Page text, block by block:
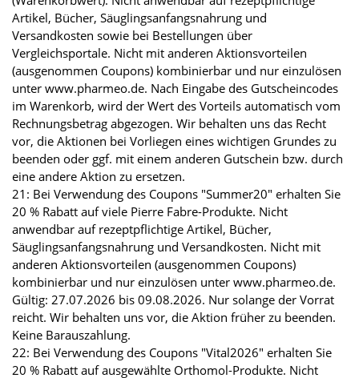
Artikel, Bücher, Säuglingsanfangsnahrung und
Versandkosten sowie bei Bestellungen über
Vergleichsportale. Nicht mit anderen Aktionsvorteilen
(ausgenommen Coupons) kombinierbar und nur einzulösen
unter www.pharmeo.de. Nach Eingabe des Gutscheincodes
im Warenkorb, wird der Wert des Vorteils automatisch vom
Rechnungsbetrag abgezogen. Wir behalten uns das Recht
vor, die Aktionen bei Vorliegen eines wichtigen Grundes zu
beenden oder ggf. mit einem anderen Gutschein bzw. durch
eine andere Aktion zu ersetzen.
21: Bei Verwendung des Coupons "Summer20" erhalten Sie
20 % Rabatt auf viele Pierre Fabre-Produkte. Nicht
anwendbar auf rezeptpflichtige Artikel, Bücher,
Säuglingsanfangsnahrung und Versandkosten. Nicht mit
anderen Aktionsvorteilen (ausgenommen Coupons)
kombinierbar und nur einzulösen unter www.pharmeo.de.
Gültig: 27.07.2026 bis 09.08.2026. Nur solange der Vorrat
reicht. Wir behalten uns vor, die Aktion früher zu beenden.
Keine Barauszahlung.
22: Bei Verwendung des Coupons "Vital2026" erhalten Sie
20 % Rabatt auf ausgewählte Orthomol-Produkte. Nicht